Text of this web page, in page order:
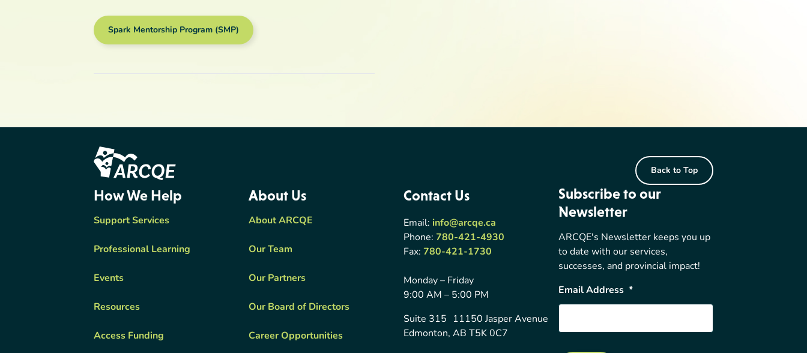
Spark Mentorship Program (SMP)
Footer Content
Back to Top
How We Help
Support Services
Professional Learning
Events
Resources
Access Funding
About Us
About ARCQE
Our Team
Our Partners
Our Board of Directors
Career Opportunities
Contact Us
Email: info@arcqe.ca
Phone: 780-421-4930
Fax: 780-421-1730
Monday – Friday
9:00 AM – 5:00 PM
Suite 315 11150 Jasper Avenue
Edmonton, AB T5K 0C7
Subscribe to our
Newsletter
ARCQE's Newsletter keeps you up
to date with our services,
successes, and provincial impact!
Email Address *